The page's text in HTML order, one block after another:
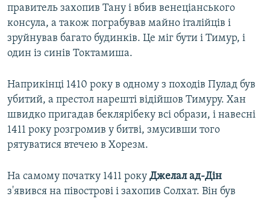
правитель захопив Тану і вбив венеціанського
консула, а також пограбував майно італійців і
зруйнував багато будинків. Це міг бути і Тимур, і
один із синів Токтамиша.
Наприкінці 1410 року в одному з походів Пулад був
убитий, а престол нарешті відійшов Тимуру. Хан
швидко пригадав беклярібеку всі образи, і навесні
1411 року розгромив у битві, змусивши того
рятуватися втечею в Хорезм.
На самому початку 1411 року Джелал ад-Дін
з'явився на півострові і захопив Солхат. Він був